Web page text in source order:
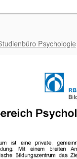
Psychologie